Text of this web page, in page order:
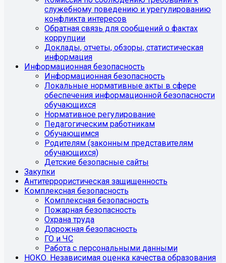
служебному поведению и урегулированию
конфликта интересов
Обратная связь для сообщений о фактах
коррупции
Доклады, отчеты, обзоры, статистическая
информация
Информационная безопасность
Информационная безопасность
Локальные нормативные акты в сфере
обеспечения информационной безопасности
обучающихся
Нормативное регулирование
Педагогическим работникам
Обучающимся
Родителям (законным представителям
обучающихся)
Детские безопасные сайты
Закупки
Антитеррористическая защищенность
Комплексная безопасность
Комплексная безопасность
Пожарная безопасность
Охрана труда
Дорожная безопасность
ГО и ЧС
Работа с персональными данными
НОКО. Независимая оценка качества образования